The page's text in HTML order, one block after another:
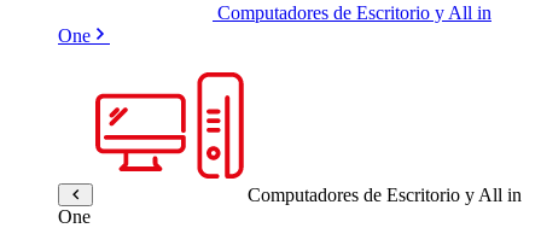
Computadores de Escritorio y All in
One
Computadores de Escritorio y All in
One